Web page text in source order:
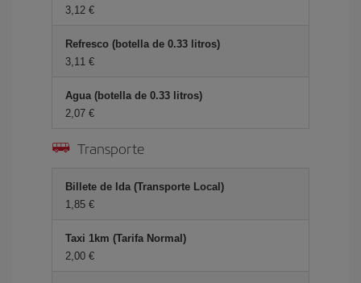
3,12 €
Refresco (botella de 0.33 litros)
3,11 €
Agua (botella de 0.33 litros)
2,07 €
Transporte
Billete de Ida (Transporte Local)
1,85 €
Taxi 1km (Tarifa Normal)
2,00 €